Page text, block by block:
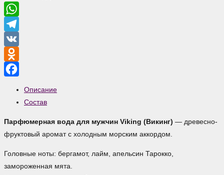
для
мужчин
WhatsApp
Telegram
VK
Odnoklassniki
Описание
Состав
Парфюмерная вода для мужчин Viking (Викинг) — древесно-
фруктовый аромат с холодным морским аккордом.
Головные ноты: бергамот, лайм, апельсин Тарокко,
замороженная мята.